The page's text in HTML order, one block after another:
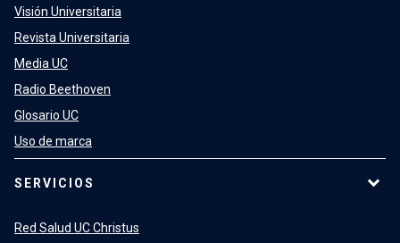
Visión Universitaria
Revista Universitaria
Media UC
Radio Beethoven
Glosario UC
Uso de marca
SERVICIOS
Red Salud UC Christus